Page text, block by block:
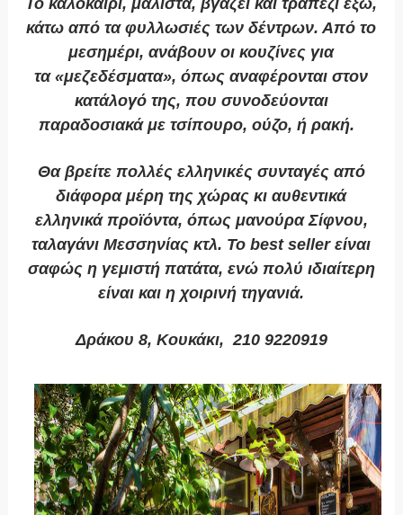
Το καλοκαίρι, μάλιστα, βγάζει και τραπέζι έξω,
κάτω από τα φυλλωσιές των δέντρων. Από το
μεσημέρι, ανάβουν οι κουζίνες για
τα «μεζεδέσματα», όπως αναφέρονται στον
κατάλογό της, που συνοδεύονται
παραδοσιακά με τσίπουρο, ούζο, ή ρακή.
Θα βρείτε πολλές ελληνικές συνταγές από
διάφορα μέρη της χώρας κι αυθεντικά
ελληνικά προϊόντα, όπως μανούρα Σίφνου,
ταλαγάνι Μεσσηνίας κτλ. Το best seller είναι
σαφώς η γεμιστή πατάτα, ενώ πολύ ιδιαίτερη
είναι και η χοιρινή τηγανιά.
Δράκου 8, Κουκάκι, 210 9220919